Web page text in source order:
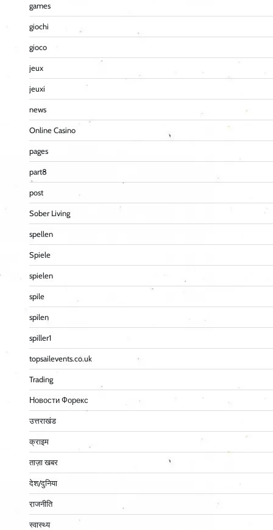
games
giochi
gioco
jeux
jeuxi
news
Online Casino
pages
part8
post
Sober Living
spellen
Spiele
spielen
spile
spilen
spiller1
topsailevents.co.uk
Trading
Новости Форекс
उत्तराखंड
क्राइम
ताज़ा खबर
देश/दुनिया
राजनीति
स्वास्थ्य